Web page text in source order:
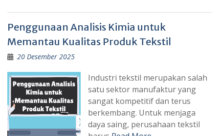
Penggunaan Analisis Kimia untuk
Memantau Kualitas Produk Tekstil
20 Desember 2025
Industri tekstil merupakan salah
satu sektor manufaktur yang
sangat kompetitif dan terus
berkembang. Untuk menjaga
daya saing, perusahaan tekstil